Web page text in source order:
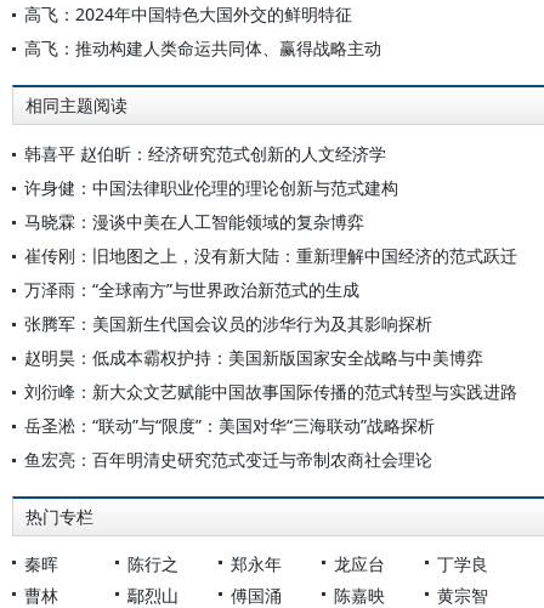
高飞：2024年中国特色大国外交的鲜明特征
高飞：推动构建人类命运共同体、赢得战略主动
相同主题阅读
韩喜平 赵伯昕：经济研究范式创新的人文经济学
许身健：中国法律职业伦理的理论创新与范式建构
马晓霖：漫谈中美在人工智能领域的复杂博弈
崔传刚：旧地图之上，没有新大陆：重新理解中国经济的范式跃迁
万泽雨：“全球南方”与世界政治新范式的生成
张腾军：美国新生代国会议员的涉华行为及其影响探析
赵明昊：低成本霸权护持：美国新版国家安全战略与中美博弈
刘衍峰：新大众文艺赋能中国故事国际传播的范式转型与实践进路
岳圣淞：“联动”与“限度”：美国对华“三海联动”战略探析
鱼宏亮：百年明清史研究范式变迁与帝制农商社会理论
热门专栏
秦晖 陈行之 郑永年 龙应台
丁学良
曹林
鄢烈山 傅国涌 陈嘉映
黄宗智